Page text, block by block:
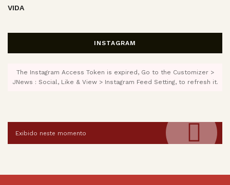
VIDA
INSTAGRAM
The Instagram Access Token is expired, Go to the Customizer >
JNews : Social, Like & View > Instagram Feed Setting, to refresh it.
Exibido neste momento